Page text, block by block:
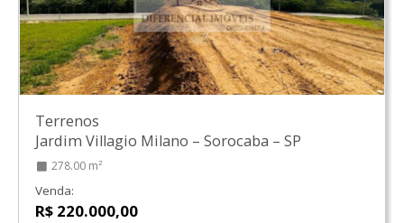
Terrenos
Jardim Villagio Milano – Sorocaba – SP
278.00 m²
Venda:
R$ 220.000,00